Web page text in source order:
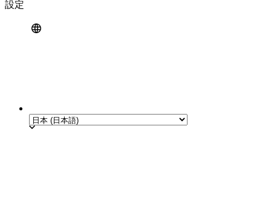
設定